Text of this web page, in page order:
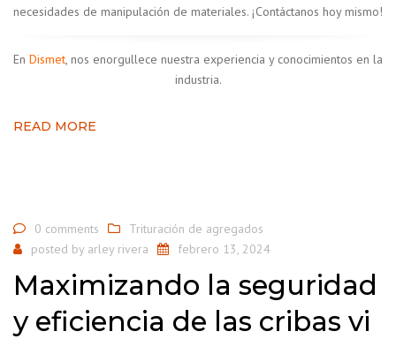
necesidades de manipulación de materiales. ¡Contáctanos hoy mismo!
En Dismet, nos enorgullece nuestra experiencia y conocimientos en la
industria.
READ MORE
0 comments
Trituración de agregados
posted by arley rivera febrero 13, 2024
Maximizando la seguridad
y eficiencia de las cribas vi